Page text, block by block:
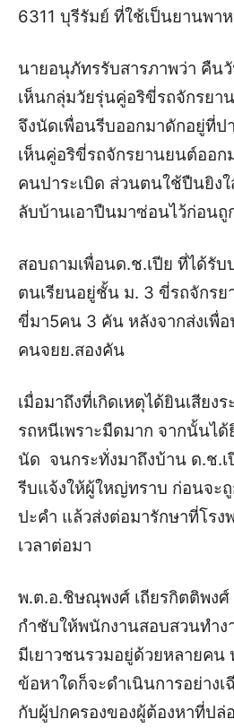
6311 บุรีรัมย์ ที่ใช้เป็นยานพา
นายอนุภัทรรับสารภาพว่า คืน
เห็นกลุ่มวัยรุ่นคู่อริขี่รถจักรยา
จึงนัดเพื่อนรีบออกมาดักอยู่ที่ป
เห็นคู่อริขี่รถจักรยานยนต์ออก
คนปาระเบิด ส่วนตนใช้ปืนยิง
ลับบ้านเอาปืนมาซ่อนไว้ก่อนถู
สอบถามเพื่อนด.ช.เปีย ที่ได้รับ
ตนเรียนอยู่ชั้น ม. 3 ขี่รถจักรย
ขี่มา5คน 3 คัน หลังจากส่งเพื่
คนจยย.สองคัน
เมื่อมาถึงที่เกิดเหตุได้ยินเสียง
รถหนีเพราะมืดมาก จากนั้นไ
นัด จนกระทั่งมาถึงบ้าน ด.ช.เ
รีบแจ้งให้ผู้ใหญ่ทราบ ก่อนจะ
ปะคำ แล้วส่งต่อมารักษาที่โรง
เวลาต่อมา
พ.ต.อ.ชิษณุพงศ์ เถียรกิตติพงศ์
กำชับให้พนักงานสอบสวนทำง
มีเยาวชนรวมอยู่ด้วยหลายคน
ข้อหาใดก็จะดำเนินการอย่าง
กับผู้ปกครองของผู้ต้องหาที่ปล่